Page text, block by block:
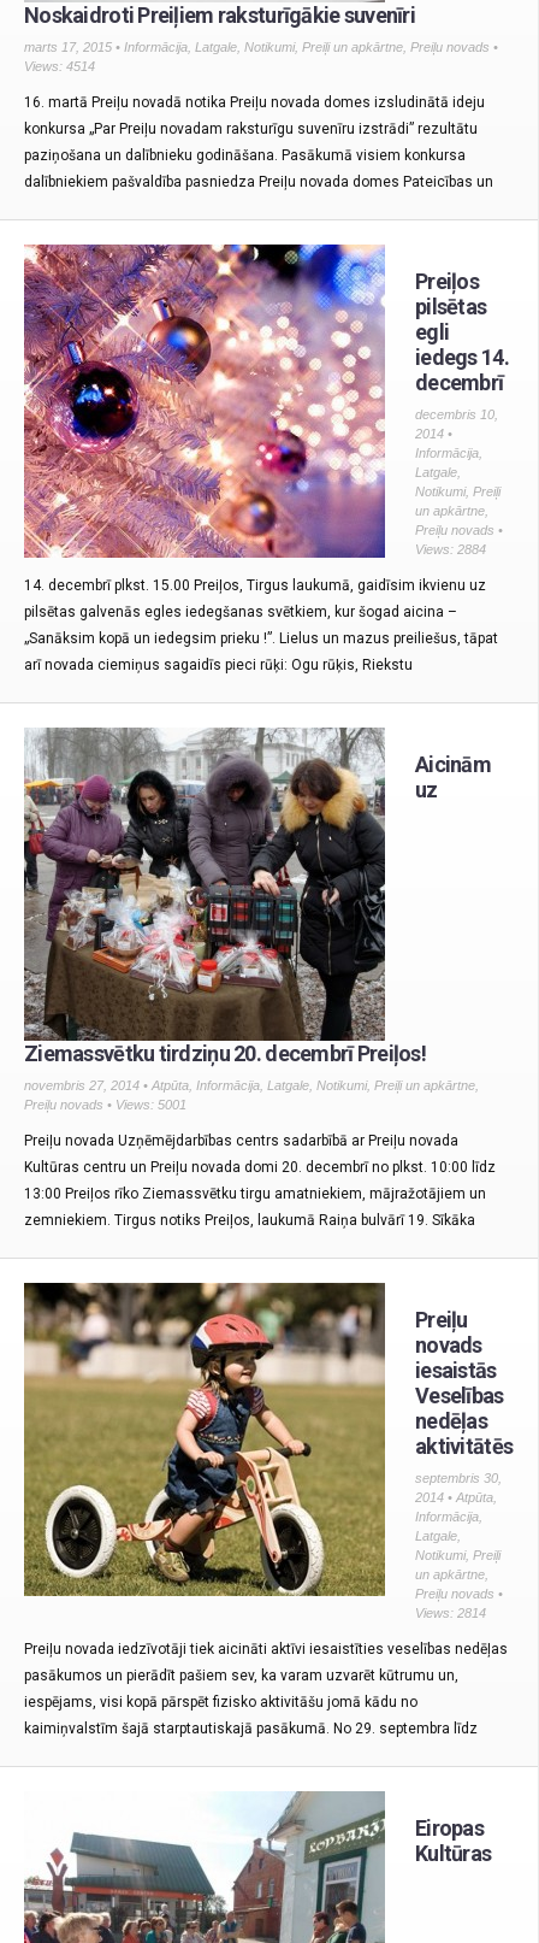
Noskaidroti Preiļiem raksturīgākie suvenīri
marts 17, 2015 • Informācija Latgale Notikumi, Preiļi un apkārtne Preiļu novads •
Views: 4514
16. martā Preiļu novadā notika Preiļu novada domes izsludinātā ideju
konkursa „Par Preiļu novadam raksturīgu suvenīru izstrādi” rezultātu
paziņošana un dalībnieku godināšana. Pasākumā visiem konkursa
dalībniekiem pašvaldība pasniedza Preiļu novada domes Pateicības un
Preiļos
pilsētas
egli
iedegs 14.
decembrī
decembris 10,
2014 •
Informācija
Latgale
Notikumi, Preiļi
un apkārtne
Preiļu novads •
Views: 2884
14. decembrī plkst. 15.00 Preiļos, Tirgus laukumā, gaidīsim ikvienu uz
pilsētas galvenās egles iedegšanas svētkiem, kur šogad aicina –
„Sanāksim kopā un iedegsim prieku !”. Lielus un mazus preiliešus, tāpat
arī novada ciemiņus sagaidīs pieci rūķi: Ogu rūķis, Riekstu
Aicinām
uz
Ziemassvētku tirdziņu 20. decembrī Preiļos!
novembris 27, 2014 • Atpūta Informācija Latgale Notikumi, Preiļi un apkārtne
Preiļu novads • Views: 5001
Preiļu novada Uzņēmējdarbības centrs sadarbībā ar Preiļu novada
Kultūras centru un Preiļu novada domi 20. decembrī no plkst. 10:00 līdz
13:00 Preiļos rīko Ziemassvētku tirgu amatniekiem, mājražotājiem un
zemniekiem. Tirgus notiks Preiļos, laukumā Raiņa bulvārī 19. Sīkāka
Preiļu
novads
iesaistās
Veselības
nedēļas
aktivitātēs
septembris 30,
2014 • Atpūta
Informācija
Latgale
Notikumi, Preiļi
un apkārtne
Preiļu novads •
Views: 2814
Preiļu novada iedzīvotāji tiek aicināti aktīvi iesaistīties veselības nedēļas
pasākumos un pierādīt pašiem sev, ka varam uzvarēt kūtrumu un,
iespējams, visi kopā pārspēt fizisko aktivitāšu jomā kādu no
kaimiņvalstīm šajā starptautiskajā pasākumā. No 29. septembra līdz
Eiropas
Kultūras